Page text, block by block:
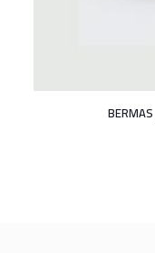
کلید گردان ولت هفت حالته ۱۲ آمپر برماس BERMAS